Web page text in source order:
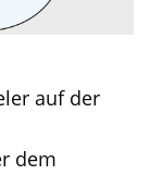
auf der
dem